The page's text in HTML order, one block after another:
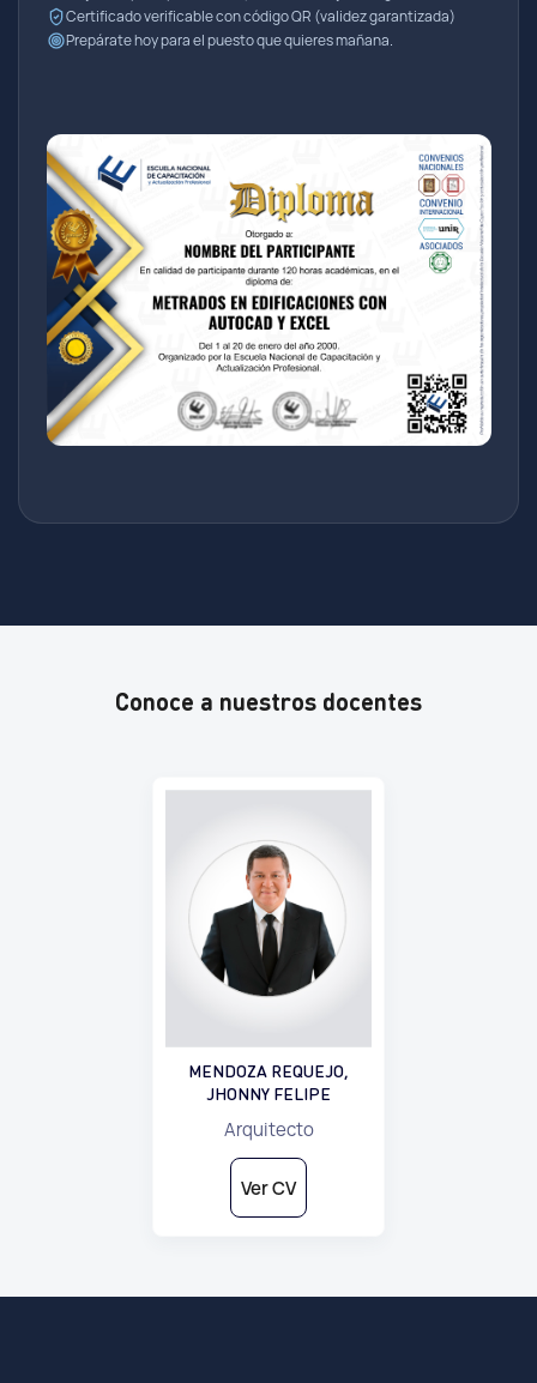
Certificado verificable con código QR (validez garantizada)
Prepárate hoy para el puesto que quieres mañana.
Conoce a nuestros docentes
MENDOZA REQUEJO,
JHONNY FELIPE
Arquitecto
Ver CV